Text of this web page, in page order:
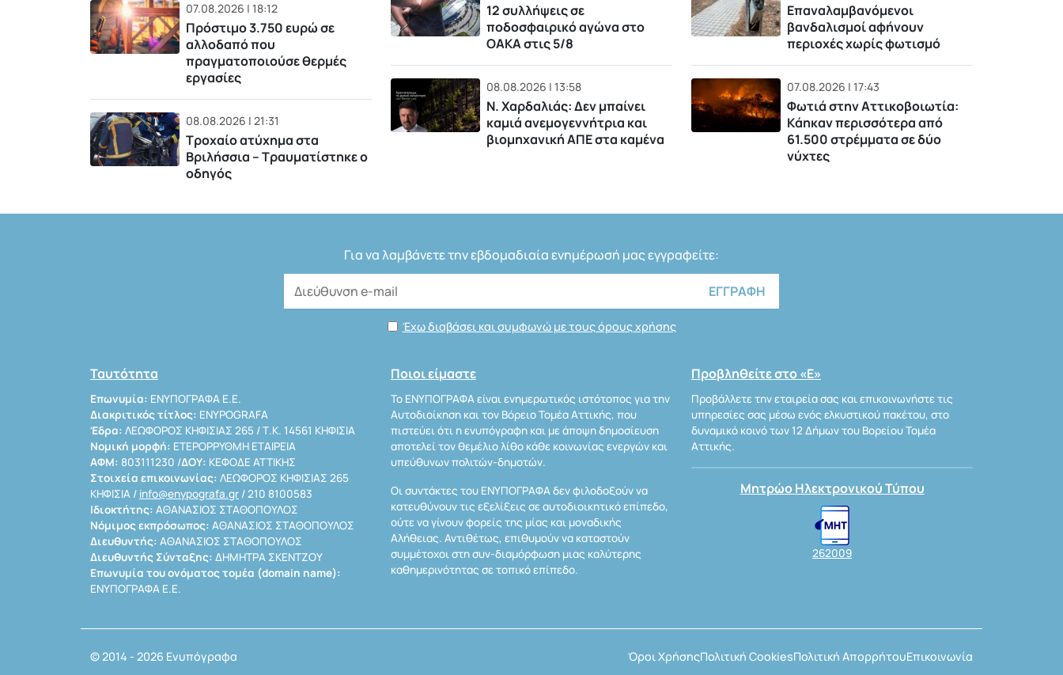
07.08.2026 | 18:12
Πρόστιμο 3.750 ευρώ σε
αλλοδαπό που
πραγματοποιούσε θερμές
εργασίες
08.08.2026 | 21:31
Τροχαίο ατύχημα στα
Βριλήσσια – Τραυματίστηκε ο
οδηγός
12 συλλήψεις σε
ποδοσφαιρικό αγώνα στο
ΟΑΚΑ στις 5/8
08.08.2026 | 13:58
Ν. Χαρδαλιάς: Δεν μπαίνει
καμιά ανεμογεννήτρια και
βιομηχανική ΑΠΕ στα καμένα
Επαναλαμβανόμενοι
βανδαλισμοί αφήνουν
περιοχές χωρίς φωτισμό
07.08.2026 | 17:43
Φωτιά στην Αττικοβοιωτία:
Kάηκαν περισσότερα από
61.500 στρέμματα σε δύο
νύχτες
Για να λαμβάνετε την εβδομαδιαία ενημέρωσή μας εγγραφείτε:
Έχω διαβάσει και συμφωνώ με τους όρους χρήσης
Ταυτότητα
Επωνυμία: ΕΝΥΠΟΓΡΑΦΑ Ε.Ε.
Διακριτικός τίτλος: ENYPOGRAFA
Έδρα: ΛΕΩΦΟΡΟΣ ΚΗΦΙΣΙΑΣ 265 / Τ.Κ. 14561 ΚΗΦΙΣΙΑ
Νομική μορφή: ΕΤΕΡΟΡΡΥΘΜΗ ΕΤΑΙΡΕΙΑ
ΑΦΜ: 803111230 /ΔΟΥ: ΚΕΦΟΔΕ ΑΤΤΙΚΗΣ
Στοιχεία επικοινωνίας: ΛΕΩΦΟΡΟΣ ΚΗΦΙΣΙΑΣ 265
ΚΗΦΙΣΙΑ / info@enypografa.gr / 210 8100583
Ιδιοκτήτης: ΑΘΑΝΑΣΙΟΣ ΣΤΑΘΟΠΟΥΛΟΣ
Νόμιμος εκπρόσωπος: ΑΘΑΝΑΣΙΟΣ ΣΤΑΘΟΠΟΥΛΟΣ
Διευθυντής: ΑΘΑΝΑΣΙΟΣ ΣΤΑΘΟΠΟΥΛΟΣ
Διευθυντής Σύνταξης: ΔΗΜΗΤΡΑ ΣΚΕΝΤΖΟΥ
Επωνυμία του ονόματος τομέα (domain name):
ΕΝΥΠΟΓΡΑΦΑ Ε.Ε.
Ποιοι είμαστε
Το ΕΝΥΠΟΓΡΑΦΑ είναι ενημερωτικός ιστότοπος για την
Αυτοδιοίκηση και τον Βόρειο Τομέα Αττικής, που
πιστεύει ότι η ενυπόγραφη και με άποψη δημοσίευση
αποτελεί τον θεμέλιο λίθο κάθε κοινωνίας ενεργών και
υπεύθυνων πολιτών-δημοτών.
Οι συντάκτες του ΕΝΥΠΟΓΡΑΦΑ δεν φιλοδοξούν να
κατευθύνουν τις εξελίξεις σε αυτοδιοικητικό επίπεδο,
ούτε να γίνουν φορείς της μίας και μοναδικής
Αλήθειας. Αντιθέτως, επιθυμούν να καταστούν
συμμέτοχοι στη συν-διαμόρφωση μιας καλύτερης
καθημερινότητας σε τοπικό επίπεδο.
Προβληθείτε στο «Ε»
Προβάλλετε την εταιρεία σας και επικοινωνήστε τις
υπηρεσίες σας μέσω ενός ελκυστικού πακέτου, στο
δυναμικό κοινό των 12 Δήμων του Βορείου Τομέα
Αττικής.
Μητρώο Ηλεκτρονικού Τύπου
262009
© 2014 - 2026 Ενυπόγραφα Όροι ΧρήσηςΠολιτική CookiesΠολιτική ΑπορρήτουΕπικοινωνία